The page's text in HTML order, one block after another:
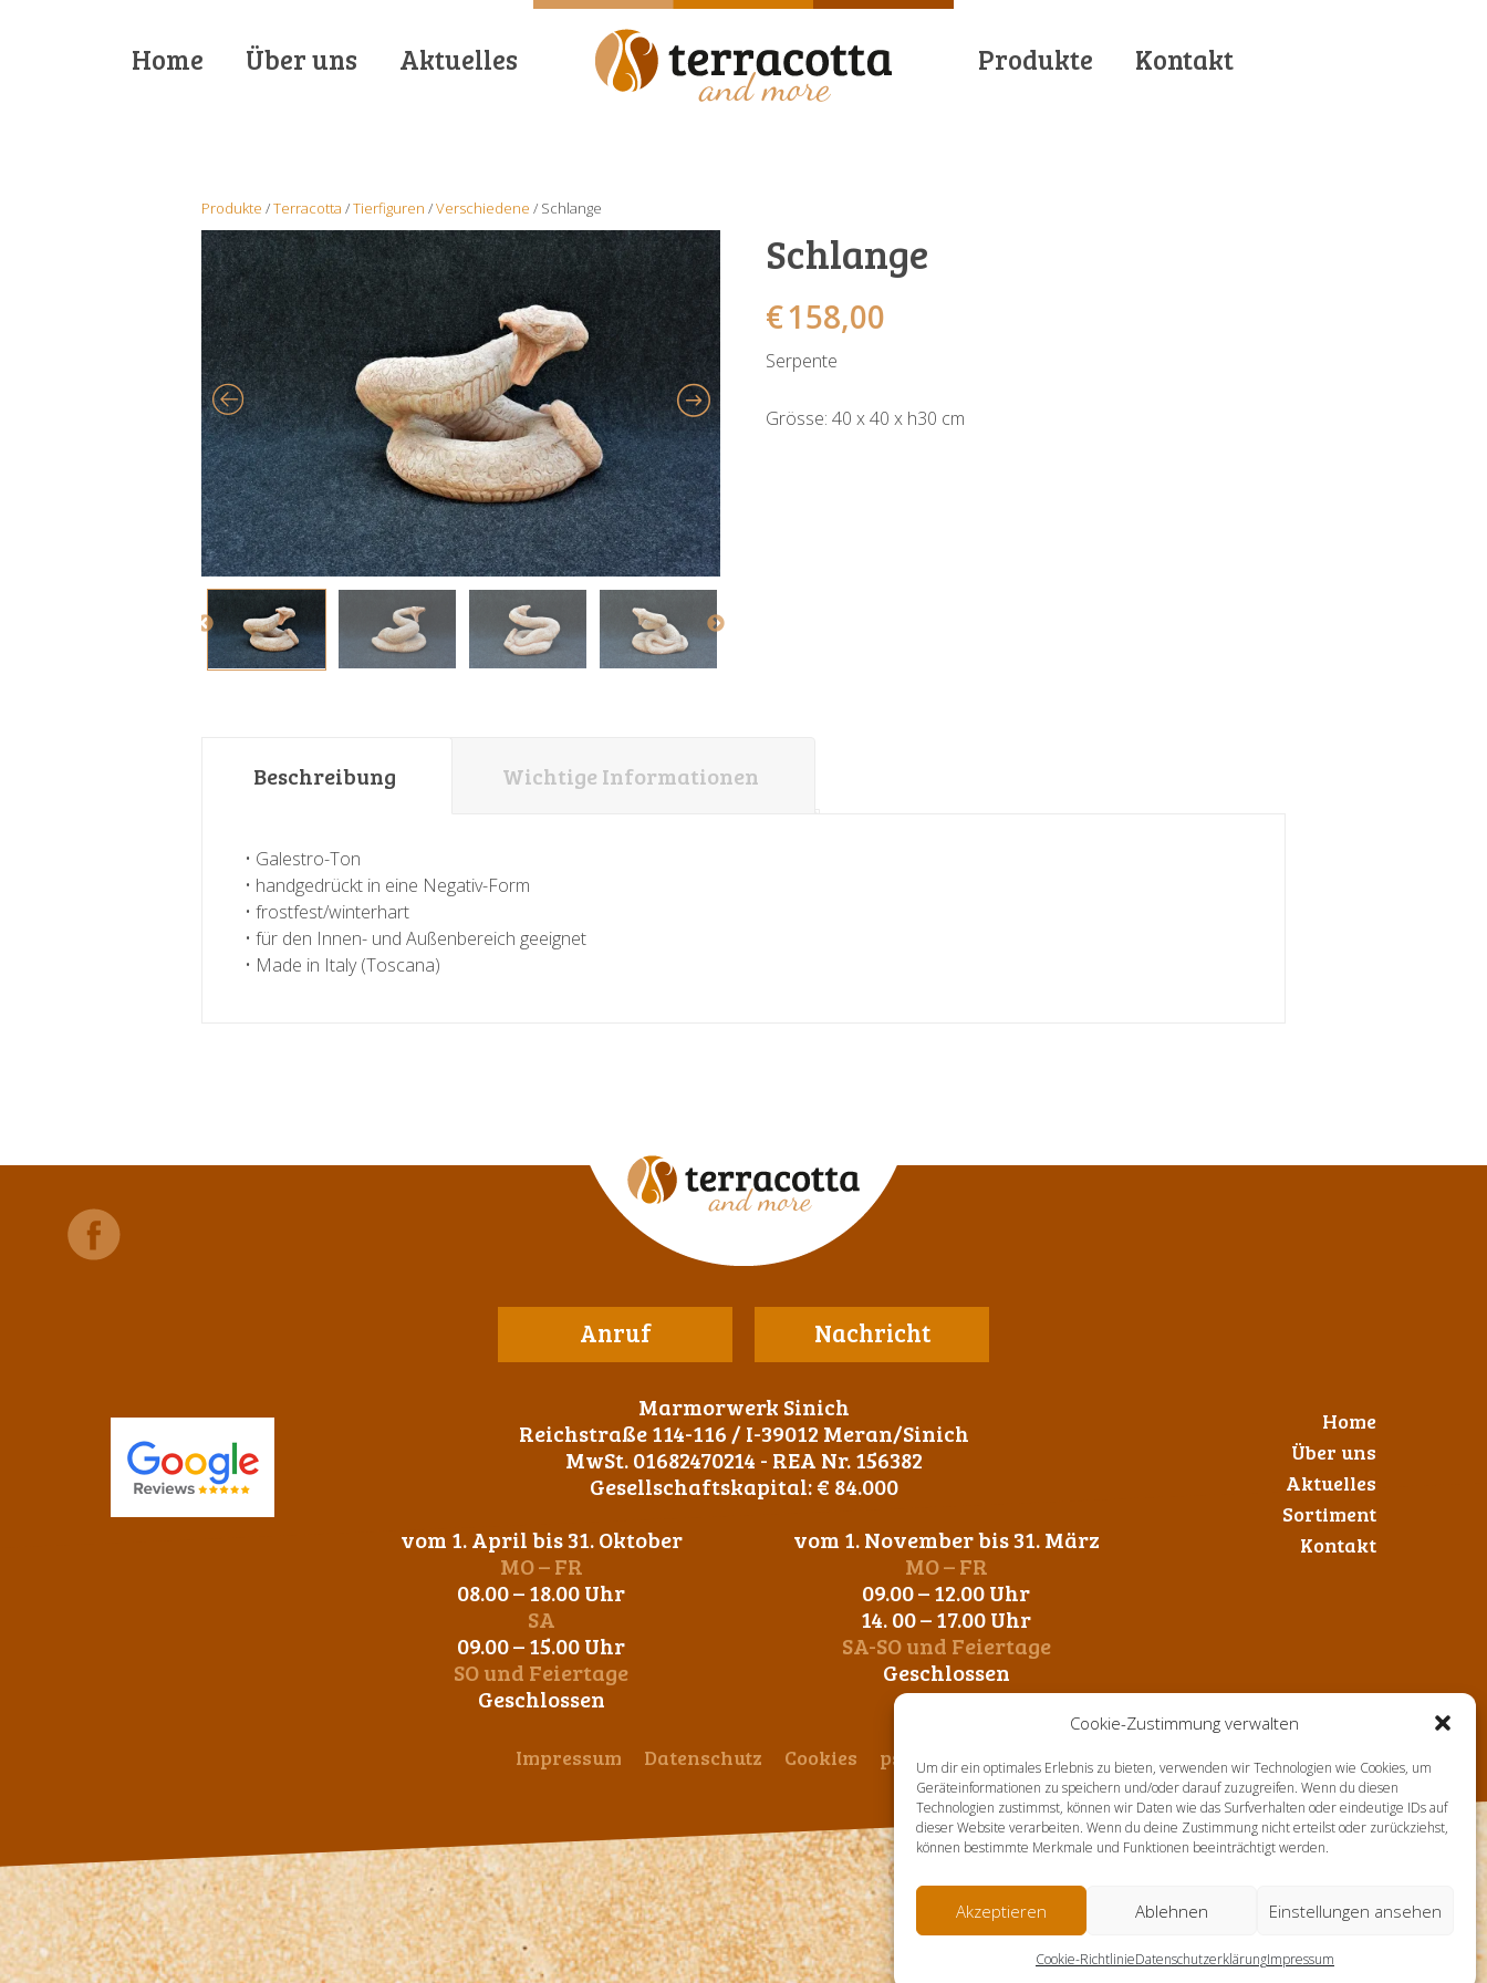
Cookie-Zustimmung verwalten
Um dir ein optimales Erlebnis zu bieten, verwenden wir Technologien wie Cookies, um
Geräteinformationen zu speichern und/oder darauf zuzugreifen. Wenn du diesen
Technologien zustimmst, können wir Daten wie das Surfverhalten oder eindeutige IDs auf
dieser Website verarbeiten. Wenn du deine Zustimmung nicht erteilst oder zurückziehst,
können bestimmte Merkmale und Funktionen beeinträchtigt werden.
Akzeptieren Ablehnen Einstellungen ansehen
Cookie-RichtlinieDatenschutzerklärungImpressum
Home Über uns Aktuelles Produkte Kontakt
Produkte /Terracotta /Tierfiguren /Verschiedene / Schlange
Schlange
€158,00
Serpente
Grösse: 40 x 40 x h30 cm
Beschreibung Wichtige Informationen
• Galestro-Ton
• handgedrückt in eine Negativ-Form
• frostfest/winterhart
• für den Innen- und Außenbereich geeignet
• Made in Italy (Toscana)
Anruf Nachricht
Marmorwerk Sinich
Reichstraße 114-116 / I-39012 Meran/Sinich
MwSt. 01682470214 - REA Nr. 156382
Gesellschaftskapital: € 84.000
vom 1. April bis 31. Oktober
MO – FR
08.00 – 18.00 Uhr
SA
09.00 – 15.00 Uhr
SO und Feiertage
Geschlossen
vom 1. November bis 31. März
MO – FR
09.00 – 12.00 Uhr
14. 00 – 17.00 Uhr
SA-SO und Feiertage
Geschlossen
Home
Über uns
Aktuelles
Sortiment
Kontakt
Impressum Datenschutz Cookies ps-design